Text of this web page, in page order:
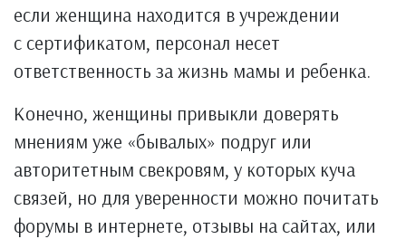
если женщина находится в учреждении
с сертификатом, персонал несет
ответственность за жизнь мамы и ребенка.
Конечно, женщины привыкли доверять
мнениям уже «бывалых» подруг или
авторитетным свекровям, у которых куча
связей, но для уверенности можно почитать
форумы в интернете, отзывы на сайтах, или